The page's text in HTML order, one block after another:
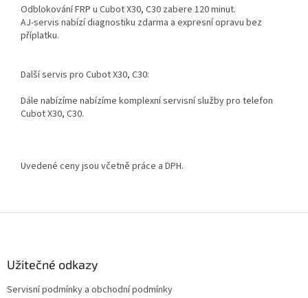
Odblokování FRP u Cubot X30, C30 zabere 120 minut.
AJ-servis nabízí diagnostiku zdarma a expresní opravu bez
příplatku.
Další servis pro Cubot X30, C30:
Dále nabízíme nabízíme komplexní servisní služby pro telefon
Cubot X30, C30.
Uvedené ceny jsou včetně práce a DPH.
Užitečné odkazy
Servisní podmínky a obchodní podmínky